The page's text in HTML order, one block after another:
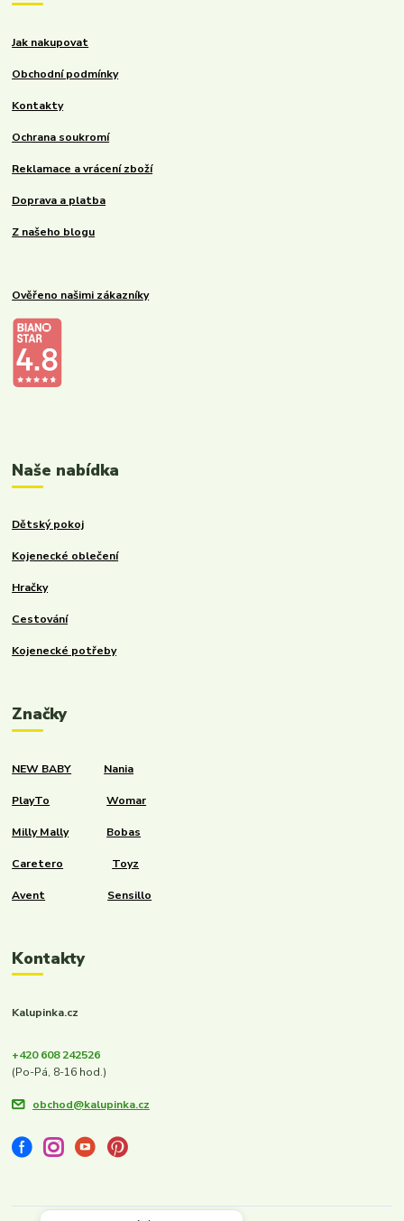
Jak nakupovat
Obchodní podmínky
Kontakty
Ochrana soukromí
Reklamace a vrácení zboží
Doprava a platba
Z našeho blogu
Ověřeno našimi zákazníky
Naše nabídka
Dětský pokoj
Kojenecké oblečení
Hračky
Cestování
Kojenecké potřeby
Značky
NEW BABY Nania
PlayTo Womar
Milly Mally Bobas
Caretero Toyz
Avent Sensillo
Kontakty
Kalupinka.cz
+420 608 242526
(Po-Pá, 8-16 hod.)
obchod@kalupinka.cz